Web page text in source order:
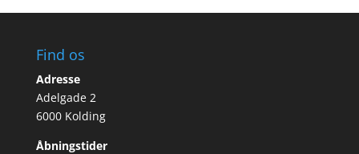
Find os
Adresse
Adelgade 2
6000 Kolding
Åbningstider